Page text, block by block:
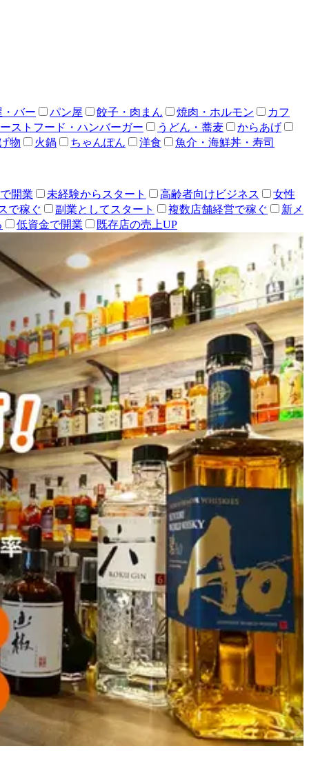
バー パン屋 餃子・肉まん 焼肉・ホルモン
カフ
ストフード・ハンバーガー
うどん・蕎麦
からあげ
物
火鍋 ちゃんぽん 洋食 魚介・海鮮丼・寿司
開業 未経験からスタート 高齢者向けビジネス
女性
で稼ぐ
副業としてスタート 複数店舗経営で稼ぐ
新メ
低資金で開業 既存店の売上UP